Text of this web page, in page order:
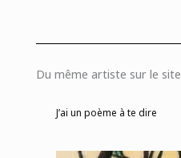
Du même artiste sur le site
J’ai un poème à te dire